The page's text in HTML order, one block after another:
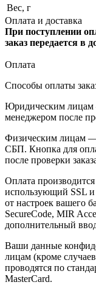
Вес, г
Оплата и доставка
При поступлении
заказ передается в
Оплата
Способы оплаты
Юридическим лицам
менеджером после
Физическим лицам —
СБП. Кнопка для
после проверки
Оплата
использующий SSL
от настроек вашего
SecureCode, MIR
дополнительный
Ваши данные
лицам (кроме
проводятся по
MasterCard.